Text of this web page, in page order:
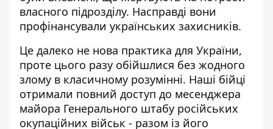
власного підрозділу. Насправді вони
профінансували українських захисників.
Це далеко не нова практика для України,
проте цього разу обійшлися без жодного
злому в класичному розумінні. Наші бійці
отримали повний доступ до месенджера
майора Генерального штабу російських
окупаційних військ - разом із його